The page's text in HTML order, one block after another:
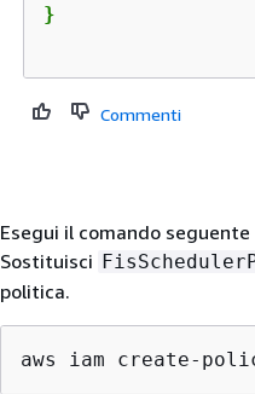
}
Commenti
Esegui il comando
Sostituisci
politica.
aws iam create-